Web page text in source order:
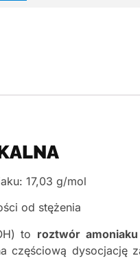
17,03 g/mol
od stężenia
to roztwór amoniaku
częściową dysocjację